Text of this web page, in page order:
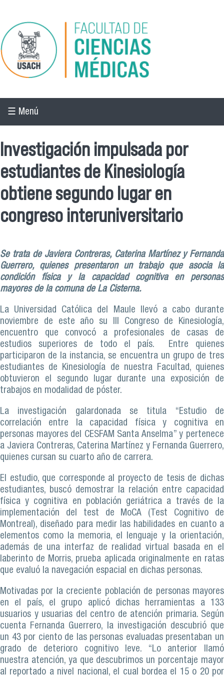
Pasar al contenido principal
☰ Menú
Investigación impulsada por
estudiantes de Kinesiología
obtiene segundo lugar en
congreso interuniversitario
Se trata de Javiera Contreras, Caterina Martínez y Fernanda
Guerrero, quienes presentaron un trabajo que asocia la
condición física y la capacidad cognitiva en personas
mayores de la comuna de La Cisterna.
La Universidad Católica del Maule llevó a cabo durante
noviembre de este año su III Congreso de Kinesiología,
encuentro que convocó a profesionales de casas de
estudios superiores de todo el país. Entre quienes
participaron de la instancia, se encuentra un grupo de tres
estudiantes de Kinesiología de nuestra Facultad, quienes
obtuvieron el segundo lugar durante una exposición de
trabajos en modalidad de póster.
La investigación galardonada se titula “Estudio de
correlación entre la capacidad física y cognitiva en
personas mayores del CESFAM Santa Anselma” y pertenece
a Javiera Contreras, Caterina Martínez y Fernanda Guerrero,
quienes cursan su cuarto año de carrera.
El estudio, que corresponde al proyecto de tesis de dichas
estudiantes, buscó demostrar la relación entre capacidad
física y cognitiva en población geriátrica a través de la
implementación del test de MoCA (Test Cognitivo de
Montreal), diseñado para medir las habilidades en cuanto a
elementos como la memoria, el lenguaje y la orientación,
además de una interfaz de realidad virtual basada en el
laberinto de Morris, prueba aplicada originalmente en ratas
que evaluó la navegación espacial en dichas personas.
Motivadas por la creciente población de personas mayores
en el país, el grupo aplicó dichas herramientas a 133
usuarios y usuarias del centro de atención primaria. Según
cuenta Fernanda Guerrero, la investigación descubrió que
un 43 por ciento de las personas evaluadas presentaban un
grado de deterioro cognitivo leve. “Lo anterior llamó
nuestra atención, ya que descubrimos un porcentaje mayor
al reportado a nivel nacional, el cual bordea el 15 o 20 por